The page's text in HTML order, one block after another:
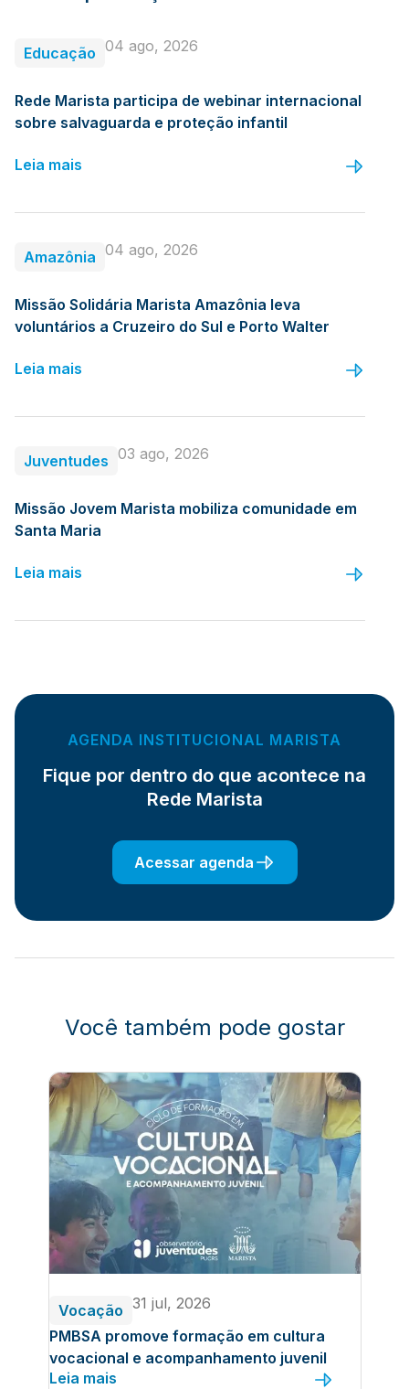
Educação 04 ago, 2026
Rede Marista participa de webinar internacional
sobre salvaguarda e proteção infantil
Leia mais
Amazônia 04 ago, 2026
Missão Solidária Marista Amazônia leva
voluntários a Cruzeiro do Sul e Porto Walter
Leia mais
Juventudes 03 ago, 2026
Missão Jovem Marista mobiliza comunidade em
Santa Maria
Leia mais
AGENDA INSTITUCIONAL MARISTA
Fique por dentro do que acontece na
Rede Marista
Acessar agenda
Você também pode gostar
Vocação 31 jul, 2026
PMBSA promove formação em cultura
vocacional e acompanhamento juvenil
Leia mais